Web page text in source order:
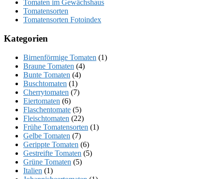
Tomaten im Gewächshaus
Tomatensorten
Tomatensorten Fotoindex
Kategorien
Birnenförmige Tomaten (1)
Braune Tomaten (4)
Bunte Tomaten (4)
Buschtomaten (1)
Cherrytomaten (7)
Eiertomaten (6)
Flaschentomate (5)
Fleischtomaten (22)
Frühe Tomatensorten (1)
Gelbe Tomaten (7)
Gerippte Tomaten (6)
Gestreifte Tomaten (5)
Grüne Tomaten (5)
Italien (1)